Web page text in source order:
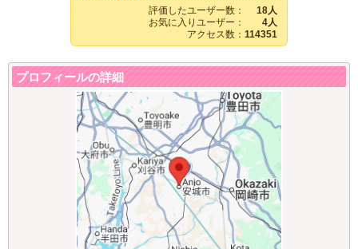
評価したユーザー数：
18人
お気に入りユーザー：
4人
アクセス数： 114351
プロフィールの詳細